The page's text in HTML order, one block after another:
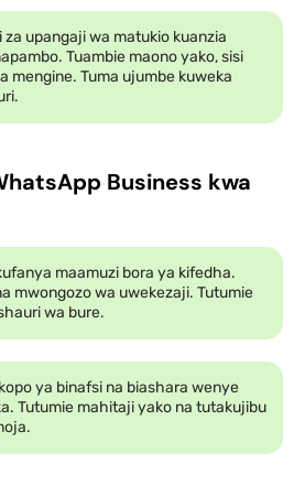
za upangaji wa matukio kuanzia
Tuambie maono yako, sisi
mengine. Tuma ujumbe kuweka
Business kwa
maamuzi bora ya kifedha.
mwongozo wa uwekezaji. Tutumie
wa bure.
ya binafsi na biashara wenye
Tutumie mahitaji yako na tutakujibu